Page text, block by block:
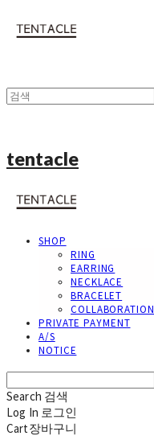
tentacle
SHOP
RING
EARRING
NECKLACE
BRACELET
COLLABORATION
PRIVATE PAYMENT
A/S
NOTICE
Search 검색
Log In 로그인
Cart장바구니